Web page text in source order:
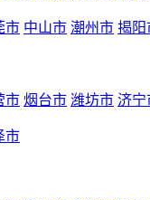
市 中山市 潮州市 揭阳
市 烟台市 潍坊市 济宁
市